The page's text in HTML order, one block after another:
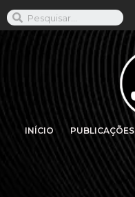
INÍCIO PUBLICAÇÕES